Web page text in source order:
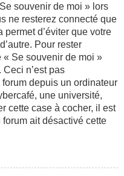
souvenir de moi » lors
ne resterez connecté que
d’éviter que votre
Pour rester
Se souvenir de moi »
n’est pas
depuis un ordinateur
une université,
cette case à cocher, il est
ait désactivé cette